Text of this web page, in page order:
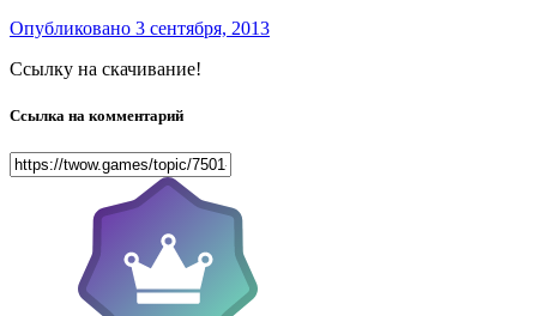
Опубликовано 3 сентября, 2013
Ссылку на скачивание!
Ссылка на комментарий